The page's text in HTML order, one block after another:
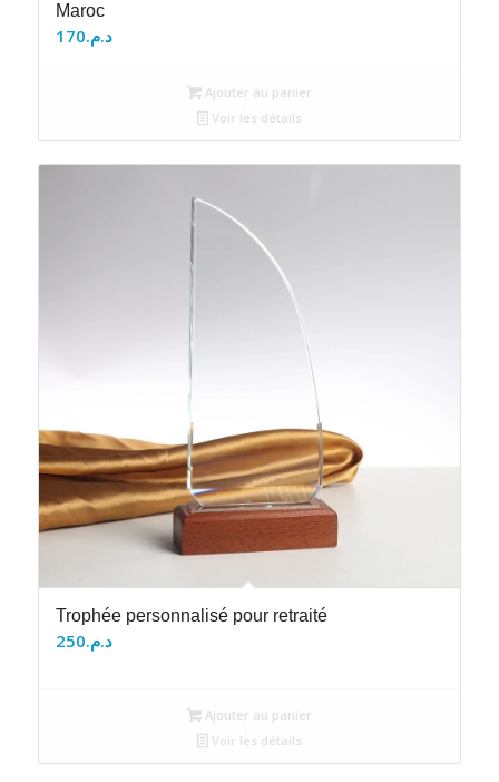
Maroc
د.م.170
Ajouter au panier
Voir les détails
Trophée personnalisé pour retraité
د.م.250
Ajouter au panier
Voir les détails